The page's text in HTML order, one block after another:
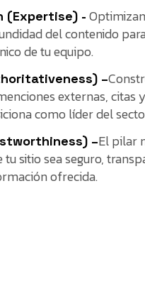
(Expertise) -
del contenido
de tu equipo.
–
externas, citas
como líder del
–El pilar
sitio sea seguro,
ofrecida.